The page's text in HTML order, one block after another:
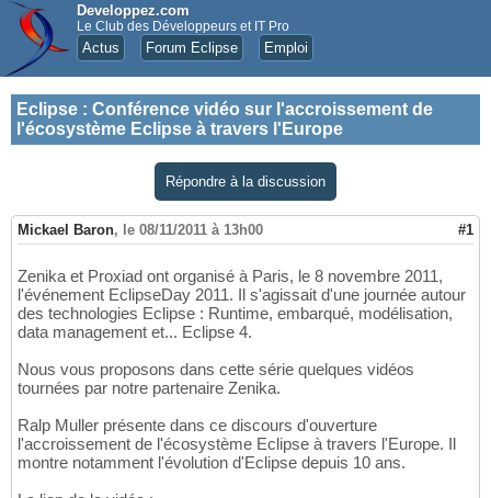
Developpez.com
Le Club des Développeurs et IT Pro
Actus Forum Eclipse Emploi
Eclipse : Conférence vidéo sur l'accroissement de
l'écosystème Eclipse à travers l'Europe
Répondre à la discussion
Mickael Baron, le 08/11/2011 à 13h00 #1
Zenika et Proxiad ont organisé à Paris, le 8 novembre 2011,
l'événement EclipseDay 2011. Il s'agissait d'une journée autour
des technologies Eclipse : Runtime, embarqué, modélisation,
data management et... Eclipse 4.
Nous vous proposons dans cette série quelques vidéos
tournées par notre partenaire Zenika.
Ralp Muller présente dans ce discours d'ouverture
l'accroissement de l'écosystème Eclipse à travers l'Europe. Il
montre notamment l'évolution d'Eclipse depuis 10 ans.